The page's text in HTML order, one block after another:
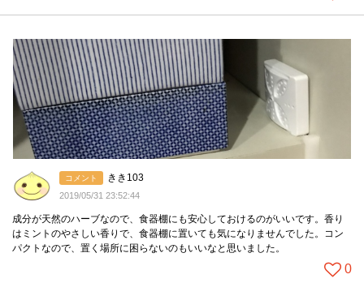
コメント きき103
2019/05/31 23:52:44
成分が天然のハーブなので、食器棚にも安心しておけるのがいいです。香り
はミントのやさしい香りで、食器棚に置いても気になりませんでした。コン
パクトなので、置く場所に困らないのもいいなと思いました。
0